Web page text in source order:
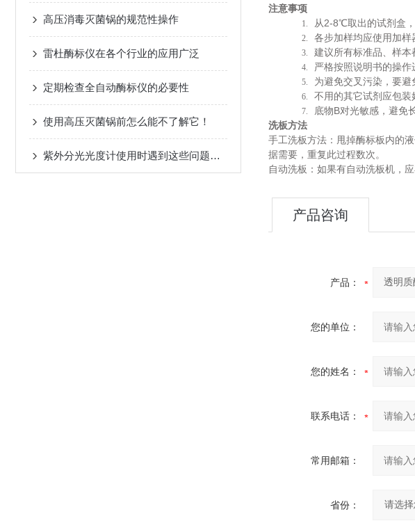
高压消毒灭菌锅的规范性操作
雷杜酶标仪在各个行业的应用广泛
定期检查全自动酶标仪的必要性
使用高压灭菌锅前怎么能不了解它！
紫外分光光度计使用时遇到这些问题不要慌！
注意事项
1. 从2-8℃取出的试剂盒
2. 各步加样均应使用加
3. 建议所有标准品、样本
4. 严格按照说明书的操
5. 为避免交叉污染，要避
6. 不用的其它试剂应包装
7. 底物B对光敏感，避免
洗板方法
手工洗板方法：甩掉酶标板内的
据需要，重复此过程数次。
自动洗板：如果有自动洗板机，
产品咨询
产品：
您的单位：
您的姓名：
联系电话：
常用邮箱：
省份：